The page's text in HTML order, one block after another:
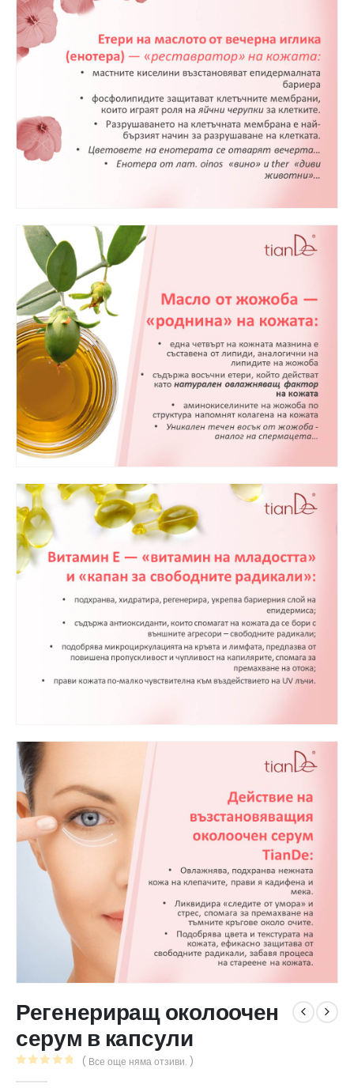
Регенериращ околоочен
серум в капсули
( Все още няма отзиви. )